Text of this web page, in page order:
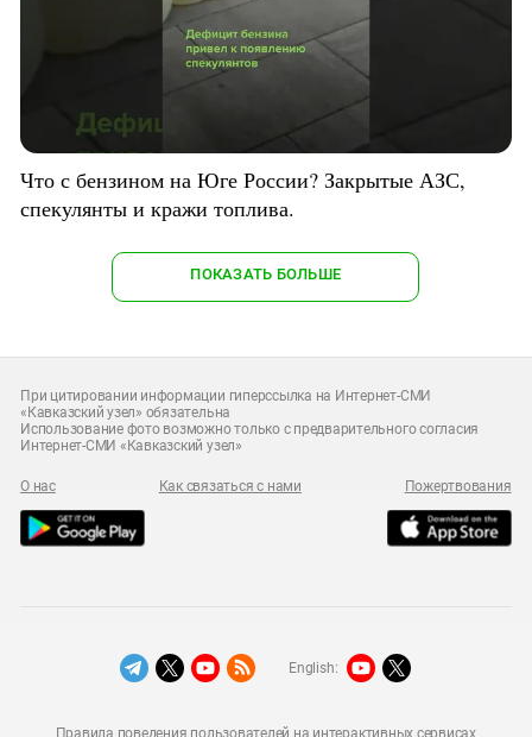
Что с бензином на Юге России? Закрытые АЗС,
спекулянты и кражи топлива.
ПОКАЗАТЬ БОЛЬШЕ
При цитировании информации гиперссылка на Интернет-СМИ
«Кавказский узел» обязательна
Использование фото возможно только с предварительного согласия
Интернет-СМИ «Кавказский узел»
О нас Как связаться с нами Пожертвования
English: